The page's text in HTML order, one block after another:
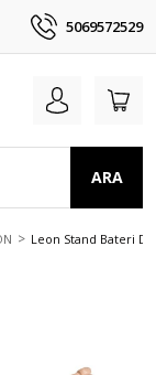
5069572529
ARA
Leon Stand Bateri